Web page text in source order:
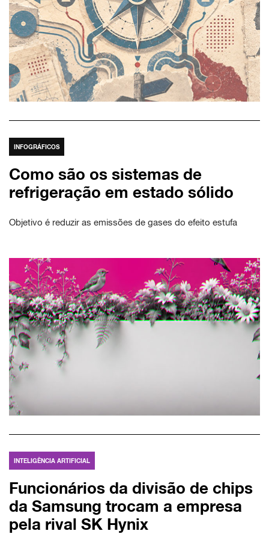
INFOGRÁFICOS
Como são os sistemas de
refrigeração em estado sólido
Objetivo é reduzir as emissões de gases do efeito estufa
INTELIGÊNCIA ARTIFICIAL
Funcionários da divisão de chips
da Samsung trocam a empresa
pela rival SK Hynix